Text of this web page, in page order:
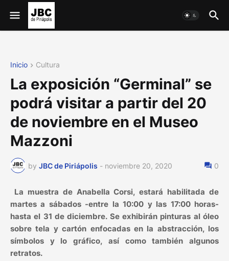
Inicio Cultura
La exposición “Germinal” se
podrá visitar a partir del 20
de noviembre en el Museo
Mazzoni
by JBC de Piriápolis - noviembre 20, 2020 0
La muestra de Anabella Corsi, estará habilitada de
martes a sábados -entre la 10:00 y las 17:00 horas-
hasta el 31 de diciembre. Se exhibirán pinturas al óleo
sobre tela y cartón enfocadas en la abstracción, los
símbolos y lo gráfico, así como también algunos
retratos.